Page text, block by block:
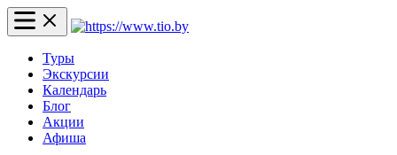
Туры
Экскурсии
Календарь
Блог
Акции
Афиша